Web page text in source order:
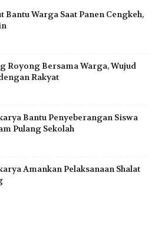
Bantu Warga Saat Panen Cengkeh,
Royong Bersama Warga, Wujud
Rakyat
Bantu Penyeberangan Siswa
Pulang Sekolah
Amankan Pelaksanaan Shalat